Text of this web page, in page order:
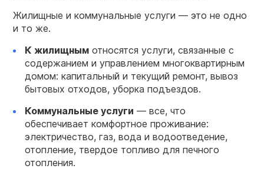
Жилищные и коммунальные услуги — это не одно
и то же.
К жилищным относятся услуги, связанные с
содержанием и управлением многоквартирным
домом: капитальный и текущий ремонт, вывоз
бытовых отходов, уборка подъездов.
Коммунальные услуги — все, что
обеспечивает комфортное проживание:
электричество, газ, вода и водоотведение,
отопление, твердое топливо для печного
отопления.